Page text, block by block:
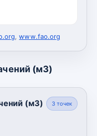
,www.fao.org
(м3)
(м3) 3точек